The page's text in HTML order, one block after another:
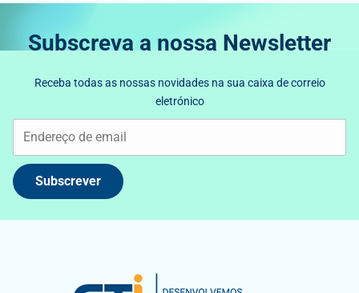
Subscreva a nossa Newsletter
Receba todas as nossas novidades na sua caixa de correio
eletrónico
Subscrever